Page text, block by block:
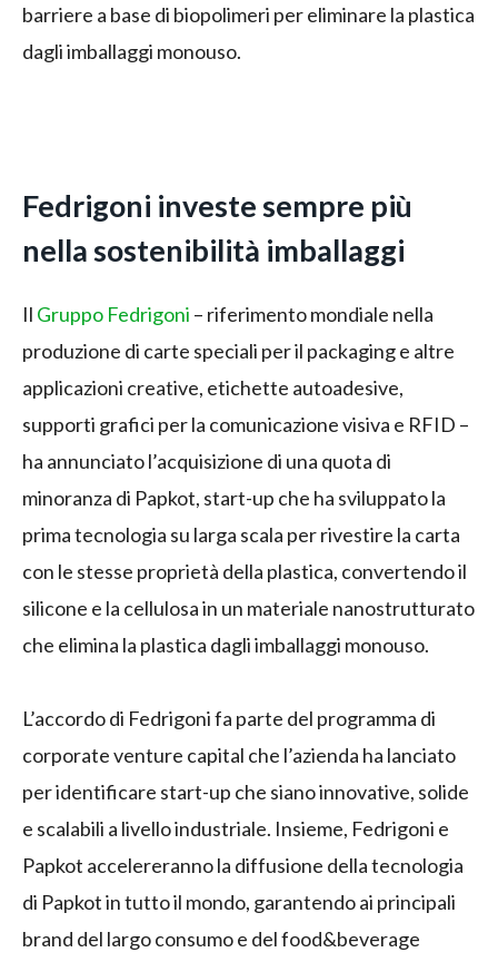
barriere a base di biopolimeri per eliminare la plastica
dagli imballaggi monouso.
Fedrigoni investe sempre più
nella sostenibilità imballaggi
Il Gruppo Fedrigoni – riferimento mondiale nella
produzione di carte speciali per il packaging e altre
applicazioni creative, etichette autoadesive,
supporti grafici per la comunicazione visiva e RFID –
ha annunciato l’acquisizione di una quota di
minoranza di Papkot, start-up che ha sviluppato la
prima tecnologia su larga scala per rivestire la carta
con le stesse proprietà della plastica, convertendo il
silicone e la cellulosa in un materiale nanostrutturato
che elimina la plastica dagli imballaggi monouso.
L’accordo di Fedrigoni fa parte del programma di
corporate venture capital che l’azienda ha lanciato
per identificare start-up che siano innovative, solide
e scalabili a livello industriale. Insieme, Fedrigoni e
Papkot accelereranno la diffusione della tecnologia
di Papkot in tutto il mondo, garantendo ai principali
brand del largo consumo e del food&beverage